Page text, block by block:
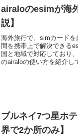
airaloのesimが海
説】
海外旅行で、simカード
間を携帯上で解決できる
国と地域で対応しており
のairaloの使い方を紹介し
ブルネイ7つ星ホ
界で2か所のみ】